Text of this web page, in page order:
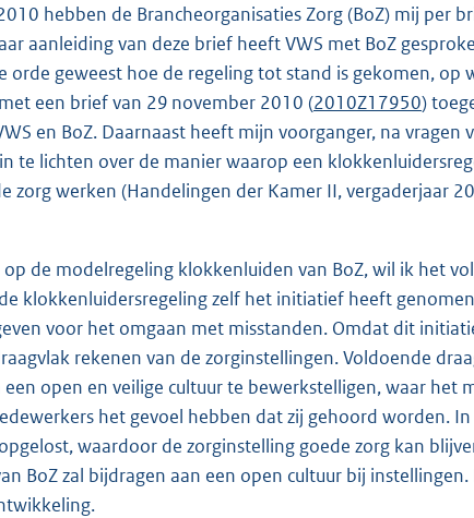
:
4
3
K
b
hebben de Brancheorganisaties Zorg (BoZ) mij per
aanleiding van deze brief heeft VWS met BoZ
orde geweest hoe de regeling tot stand is gekomen,
een brief van 29 november 2010 (2010Z17950)
en BoZ. Daarnaast heeft mijn voorganger, na
te lichten over de manier waarop een
zorg werken (Handelingen der Kamer II, vergaderjaar
de modelregeling klokkenluiden van BoZ, wil ik het
klokkenluidersregeling zelf het initiatief heeft
voor het omgaan met misstanden. Omdat dit
rekenen van de zorginstellingen. Voldoende
open en veilige cultuur te bewerkstelligen, waar het
het gevoel hebben dat zij gehoord worden.
waardoor de zorginstelling goede zorg kan
BoZ zal bijdragen aan een open cultuur bij